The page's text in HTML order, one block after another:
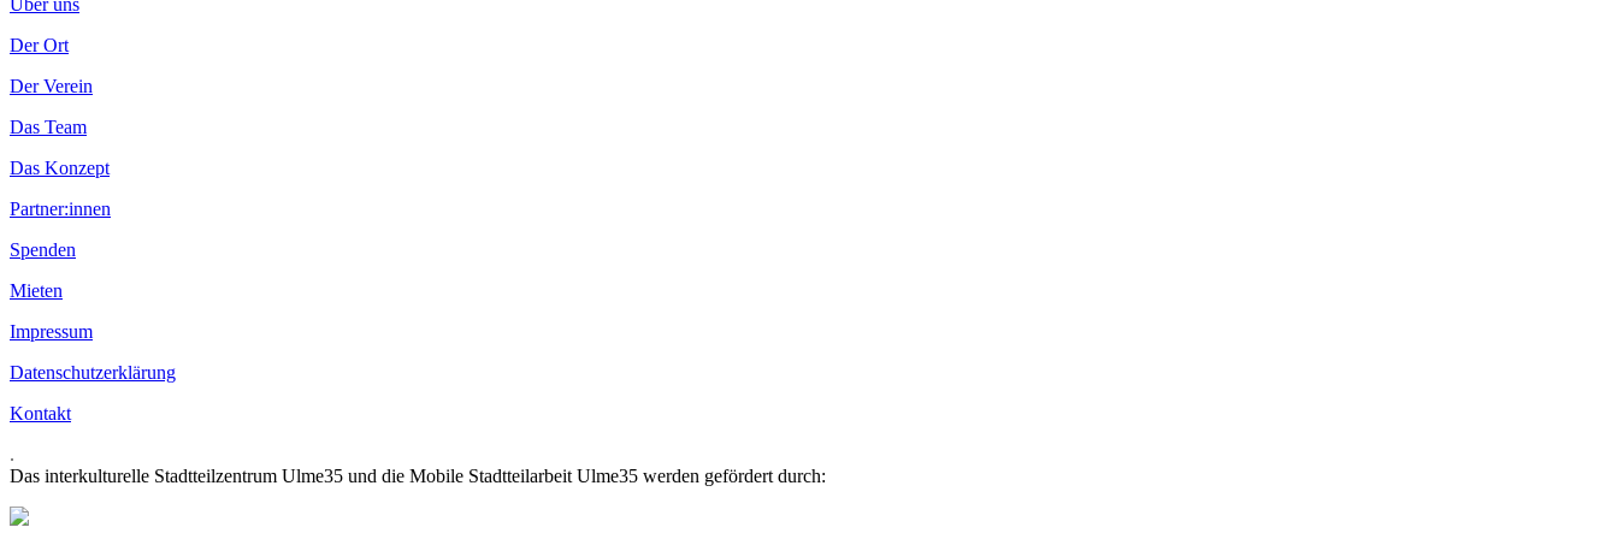
Der Ort
Der Verein
Das Team
Das Konzept
Partner:innen
Spenden
Mieten
Impressum
Datenschutzerklärung
Kontakt
.
Das interkulturelle Stadtteilzentrum Ulme35 und die Mobile Stadtteilarbeit Ulme35 werden gefördert durch: